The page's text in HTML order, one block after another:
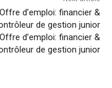
Offre d’emploi: financier &
de gestion junior